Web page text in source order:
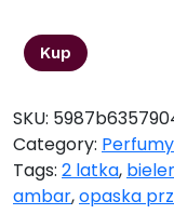
Kup
SKU:
Category:
Tags: 2 latka,
ambar,opaska